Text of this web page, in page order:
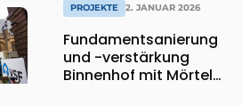
PROJEKTE 2. JANUAR 2026
Fundamentsanierung
und -verstärkung
Binnenhof mit Mörtel